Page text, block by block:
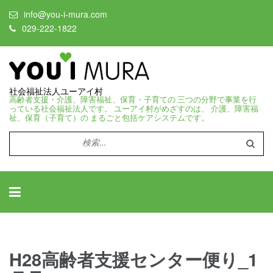
info@you-i-mura.com
029-222-1822
社会福祉法人ユーアイ村
高齢者支援・介護、障害福祉、保育・子育ての 三つの分野で事業を行
っている社会福祉法人です。 ユーアイ村がめざすのは、 介護、障害福
祉、保育（子育て）の まるごと包括ケアシステムです。
検
索:
H28高齢者支援センター便り_1